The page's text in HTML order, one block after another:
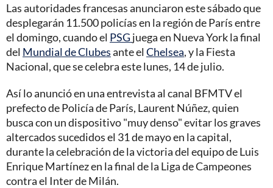
Las autoridades francesas anunciaron este sábado que
desplegarán 11.500 policías en la región de París entre
el domingo, cuando el PSGjuega en Nueva York la final
del Mundial de Clubesante el Chelsea, y la Fiesta
Nacional, que se celebra este lunes, 14 de julio.
Así lo anunció en una entrevista al canal BFMTV el
prefecto de Policía de París, Laurent Núñez, quien
busca con un dispositivo "muy denso" evitar los graves
altercados sucedidos el 31 de mayo en la capital,
durante la celebración de la victoria del equipo de Luis
Enrique Martínez en la final de la Liga de Campeones
contra el Inter de Milán.